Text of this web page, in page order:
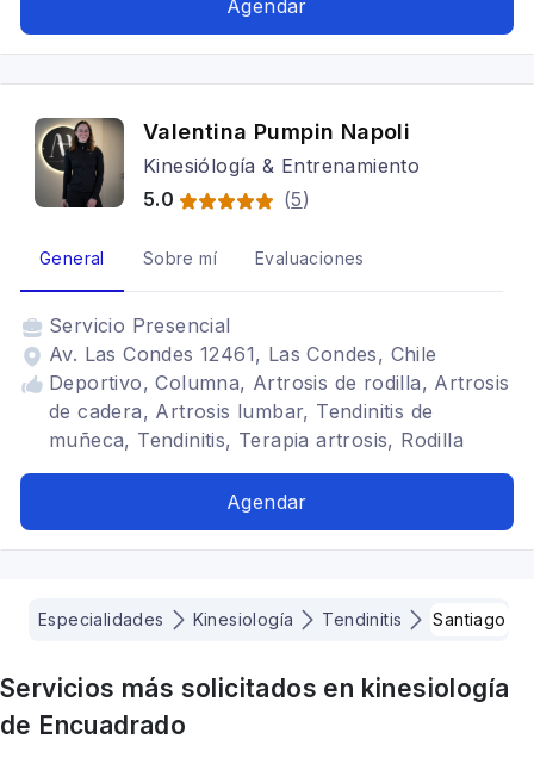
Agendar
Valentina Pumpin Napoli
Kinesiólogía & Entrenamiento
5.0
(5)
General Sobre mí Evaluaciones
Servicio Presencial
Av. Las Condes 12461, Las Condes, Chile
Deportivo, Columna, Artrosis de rodilla, Artrosis
de cadera, Artrosis lumbar, Tendinitis de
muñeca, Tendinitis, Terapia artrosis, Rodilla
Agendar
Especialidades Kinesiología Tendinitis Santiago
Servicios más solicitados en kinesiología
de Encuadrado